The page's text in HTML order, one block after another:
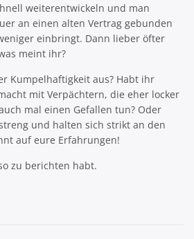
weiterentwickeln und man
an einen alten Vertrag gebunden
einbringt. Dann lieber öfter
meint ihr?
Kumpelhaftigkeit aus? Habt ihr
mit Verpächtern, die eher locker
mal einen Gefallen tun? Oder
und halten sich strikt an den
auf eure Erfahrungen!
zu berichten habt.